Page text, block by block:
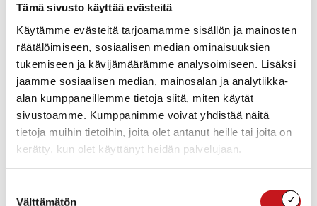
Tämä sivusto käyttää evästeitä
Käytämme evästeitä tarjoamamme sisällön ja mainosten
räätälöimiseen, sosiaalisen median ominaisuuksien
tukemiseen ja kävijämäärämme analysoimiseen. Lisäksi
jaamme sosiaalisen median, mainosalan ja analytiikka-
alan kumppaneillemme tietoja siitä, miten käytät
sivustoamme. Kumppanimme voivat yhdistää näitä
tietoja muihin tietoihin, joita olet antanut heille tai joita on
kerätty, kun olet käyttänyt heidän palvelujaan.
Välttämätön
2015
Saikarinniemen vesihuolto
Tien nimeäminen Toholahdessa kirkonkylän
osayleiskaava-alueella
Tien nimeäminen Multaharjuntieltä eroavalle
vapaa-ajan asunnolle
Leikkipuiston rakentamisen lisämääräraha
Leikkipuiston leikkivälineiden toimittajan valinta
Leikkipuiston aidan toimittajan valinta
Lausunto Sahalan kartanon opastekyltistä ELY-
keskukselle
Kirkonkylän vesihuollon toiminta-alueen